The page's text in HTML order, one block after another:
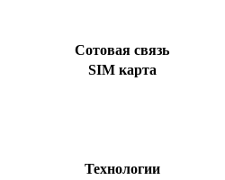
Сотовая связь
SIM карта
Технологии